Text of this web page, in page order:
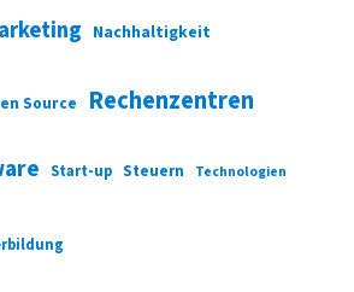
Nachhaltigkeit
Source Rechenzentren
Start-up Steuern Technologien